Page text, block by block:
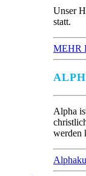
Unser
statt.
MEHR
Alpha
werden